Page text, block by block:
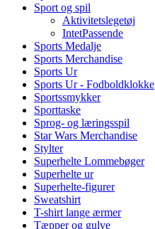
Sport og spil
Aktivitetslegetøj
IntetPassende
Sports Medalje
Sports Merchandise
Sports Ur
Sports Ur - Fodboldklokke
Sportssmykker
Sporttaske
Sprog- og læringsspil
Star Wars Merchandise
Stylter
Superhelte Lommebøger
Superhelte ur
Superhelte-figurer
Sweatshirt
T-shirt lange ærmer
Tæpper og gulve